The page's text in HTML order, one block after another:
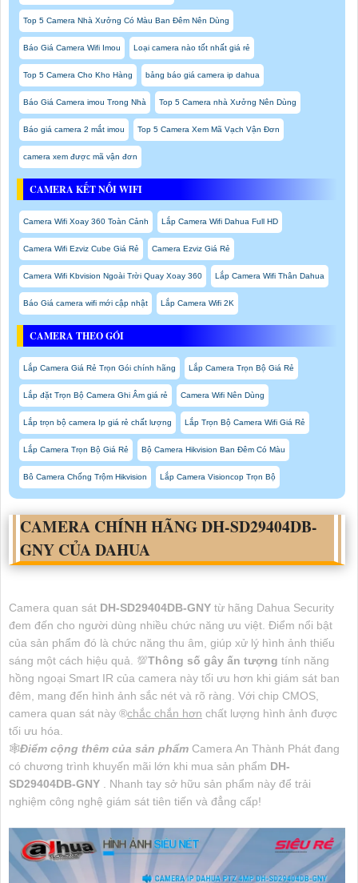
Top 5 Camera Nhà Xưởng Có Màu Ban Đêm Nên Dùng
Báo Giá Camera Wifi Imou Loại camera nào tốt nhất giá rẻ
Top 5 Camera Cho Kho Hàng bảng báo giá camera ip dahua
Báo Giá Camera imou Trong Nhà Top 5 Camera nhà Xưởng Nên Dùng
Báo giá camera 2 mắt imou Top 5 Camera Xem Mã Vạch Vận Đơn
camera xem được mã vận đơn
CAMERA KẾT NỐI WIFI
Camera Wifi Xoay 360 Toàn Cảnh Lắp Camera Wifi Dahua Full HD
Camera Wifi Ezviz Cube Giá Rẻ Camera Ezviz Giá Rẻ
Camera Wifi Kbvision Ngoài Trời Quay Xoay 360 Lắp Camera Wifi Thân Dahua
Báo Giá camera wifi mới cập nhật Lắp Camera Wifi 2K
CAMERA THEO GÓI
Lắp Camera Giá Rẻ Trọn Gói chính hãng Lắp Camera Trọn Bộ Giá Rẻ
Lắp đặt Trọn Bộ Camera Ghi Âm giá rẻ Camera Wifi Nên Dùng
Lắp trọn bộ camera Ip giá rẻ chất lượng Lắp Trọn Bộ Camera Wifi Giá Rẻ
Lắp Camera Trọn Bộ Giá Rẻ Bộ Camera Hikvision Ban Đêm Có Màu
Bô Camera Chống Trộm Hikvision Lắp Camera Visioncop Trọn Bộ
CAMERA CHÍNH HÃNGDH-SD29404DB-
GNY CỦA DAHUA
Camera quan sát DH-SD29404DB-GNY từ hãng Dahua Security
đem đến cho người dùng nhiều chức năng ưu việt. Điểm nổi bật
của sản phẩm đó là chức năng thu âm, giúp xử lý hình ảnh thiếu
sáng một cách hiệu quả. 💯Thông số gây ấn tượng tính năng
hồng ngoại Smart IR của camera này tối ưu hơn khi giám sát ban
đêm, mang đến hình ảnh sắc nét và rõ ràng. Với chip CMOS,
camera quan sát này ®️chắc chắn hơn chất lượng hình ảnh được
tối ưu hóa.
🕸️Điểm cộng thêm của sản phẩm Camera An Thành Phát đang
có chương trình khuyến mãi lớn khi mua sản phẩm DH-
SD29404DB-GNY . Nhanh tay sở hữu sản phẩm này để trải
nghiệm công nghệ giám sát tiên tiến và đẳng cấp!